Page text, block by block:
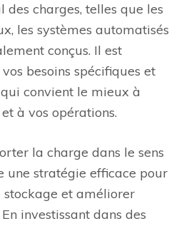
charges, telles que les
les systèmes automatisés
conçus. Il est
besoins spécifiques et
convient le mieux à
à vos opérations.
la charge dans le sens
une stratégie efficace pour
stockage et améliorer
investissant dans des